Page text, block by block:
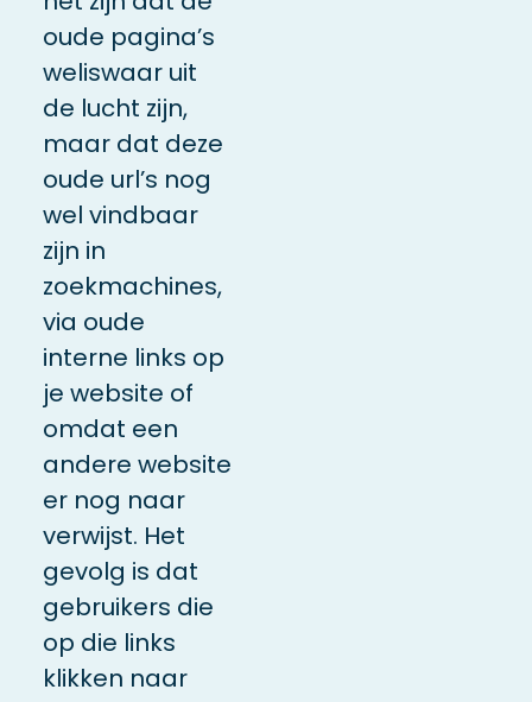
oude pagina’s
weliswaar uit
de lucht zijn,
maar dat deze
oude url’s nog
wel vindbaar
zijn in
zoekmachines,
via oude
interne links op
je website of
omdat een
andere website
er nog naar
verwijst. Het
gevolg is dat
gebruikers die
op die links
klikken naar